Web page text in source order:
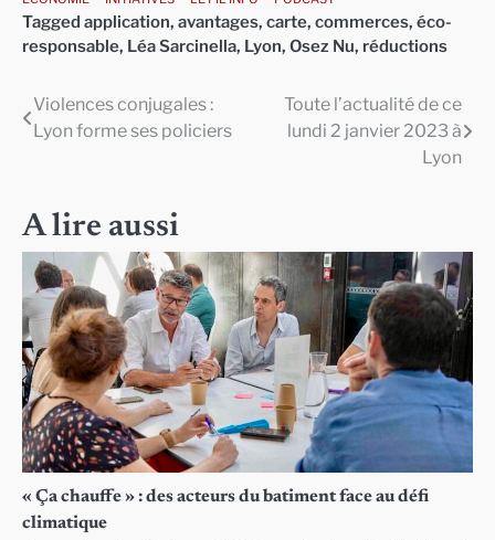
Tagged application, avantages, carte, commerces, éco-
responsable, Léa Sarcinella, Lyon, Osez Nu, réductions
Navigation
Violences conjugales :
Lyon forme ses policiers
Toute l’actualité de ce
lundi 2 janvier 2023 à
Lyon
A lire aussi
« Ça chauffe » : des acteurs du batiment face au défi
climatique